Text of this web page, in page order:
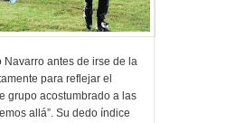
Navarro antes de irse de la
para reflejar el
grupo acostumbrado a las
allá”. Su dedo índice